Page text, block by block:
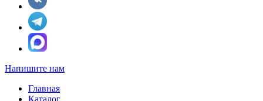
Напишите нам
Главная
Каталог